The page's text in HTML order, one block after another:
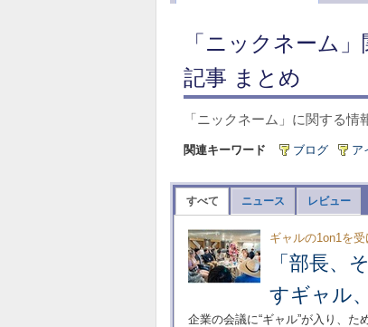
「ニックネーム
記事 まとめ
「ニックネーム」に関する情
関連キーワード ブログ ア
すべて ニュース レビュー
ギャルの1on1を受
「部長
すギャル
企業の会議に“ギャル”が入り、